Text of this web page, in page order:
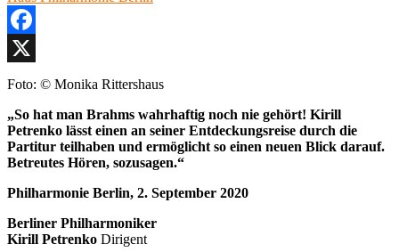
Facebook
X
Foto: © Monika Rittershaus
„So hat man Brahms wahrhaftig noch nie gehört! Kirill
Petrenko lässt einen an seiner Entdeckungsreise durch die
Partitur teilhaben und ermöglicht so einen neuen Blick darauf.
Betreutes Hören, sozusagen.“
Philharmonie Berlin, 2. September 2020
Berliner Philharmoniker
Kirill Petrenko Dirigent